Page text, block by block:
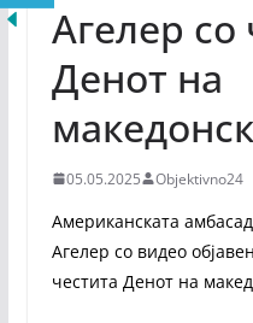
Агелер со
Денот на
05.05.2025 Objektivno24
Американската
Агелер со видео
честита Денот на